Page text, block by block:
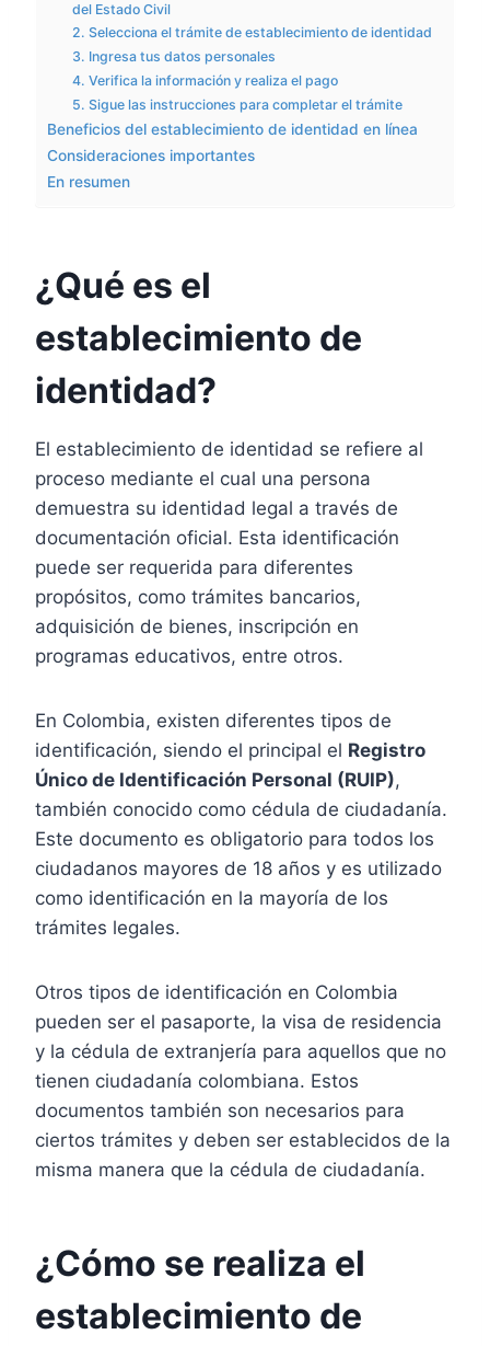
del Estado Civil
2. Selecciona el trámite de establecimiento de identidad
3. Ingresa tus datos personales
4. Verifica la información y realiza el pago
5. Sigue las instrucciones para completar el trámite
Beneficios del establecimiento de identidad en línea
Consideraciones importantes
En resumen
¿Qué es el
establecimiento de
identidad?
El establecimiento de identidad se refiere al
proceso mediante el cual una persona
demuestra su identidad legal a través de
documentación oficial. Esta identificación
puede ser requerida para diferentes
propósitos, como trámites bancarios,
adquisición de bienes, inscripción en
programas educativos, entre otros.
En Colombia, existen diferentes tipos de
identificación, siendo el principal el Registro
Único de Identificación Personal (RUIP),
también conocido como cédula de ciudadanía.
Este documento es obligatorio para todos los
ciudadanos mayores de 18 años y es utilizado
como identificación en la mayoría de los
trámites legales.
Otros tipos de identificación en Colombia
pueden ser el pasaporte, la visa de residencia
y la cédula de extranjería para aquellos que no
tienen ciudadanía colombiana. Estos
documentos también son necesarios para
ciertos trámites y deben ser establecidos de la
misma manera que la cédula de ciudadanía.
¿Cómo se realiza el
establecimiento de